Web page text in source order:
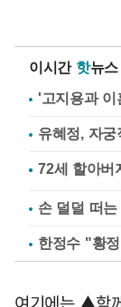
이시간 핫뉴스
'고지용과 이
유혜정, 자
손 덜덜 떠
한정수 "황